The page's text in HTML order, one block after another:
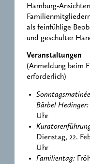
Hamburg-
als feinfühlige
und geschulter
Veranstaltungen
(Anmeldung beim
erforderlich)
Bärbel Hedinger:
Uhr
Dienstag, 22.
Uhr
Familientag: